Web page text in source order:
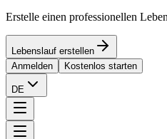
Erstelle einen professionellen
Lebenslauf erstellen
Anmelden
Kostenlos starten
DE